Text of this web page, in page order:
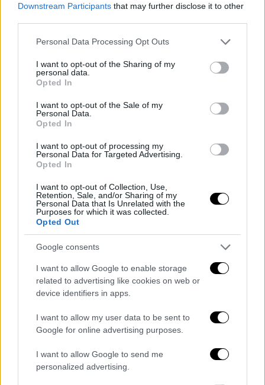
Downstream Participants that may further disclose it to other
Please note that this website/app uses one or more Google
not limited to your visit or usage behaviour. You may click to
grant or deny consent to Google and its third-party tags to
use your data for below specified purposes in below Google
consent section.
Personal Data Processing Opt Outs
I want to opt-out of the Sharing of my
personal data.
Opted In
I want to opt-out of the Sale of my
Personal Data.
Opted In
I want to opt-out of processing my
Personal Data for Targeted Advertising.
Opted In
I want to opt-out of Collection, Use,
Retention, Sale, and/or Sharing of my
Personal Data that Is Unrelated with the
Purposes for which it was collected.
Opted Out
Google consents
I want to allow Google to enable storage
related to advertising like cookies on web or
device identifiers in apps.
I want to allow my user data to be sent to
Google for online advertising purposes.
I want to allow Google to send me
personalized advertising.
Cambio d’ora e vestizione retribuite: lo
stabilisce il Tribunale
Redazione
Turismo, la Provincia di Avellino tra le mete
meno visitate in...